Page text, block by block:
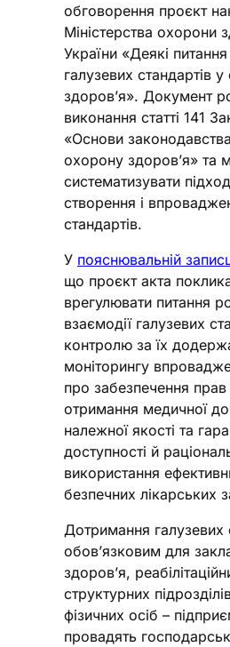
обговорення проєкт
Міністерства охорони
України «Деякі
галузевих стандартів
здоров’я». Документ
виконання статті 141
«Основи
охорону здоров’я» та
систематизувати
створення і
стандартів.
У пояснювальній
що проєкт акта
врегулювати питання
взаємодії галузевих
контролю за їх
моніторингу
про забезпечення прав
отримання медичної
належної якості та
доступності й
використання
безпечних лікарських
Дотримання галузевих
обов’язковим для
здоров’я,
структурних
фізичних осіб –
провадять